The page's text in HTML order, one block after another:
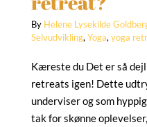
By Helene Lysekilde
Selvudvikling, Yoga, yoga
Kæreste du Det er så
retreats igen! Dette
underviser og som
tak for skønne